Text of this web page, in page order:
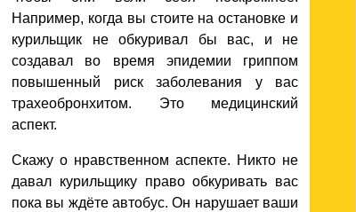
Например, когда вы стоите на остановке и
курильщик не обкуривал бы вас, и не
создавал во время эпидемии гриппом
повышенный риск заболевания у вас
трахеобронхитом. Это медицинский
аспект.
Скажу о нравственном аспекте. Никто не
давал курильщику право обкуривать вас
пока вы ждёте автобус. Он нарушает ваши